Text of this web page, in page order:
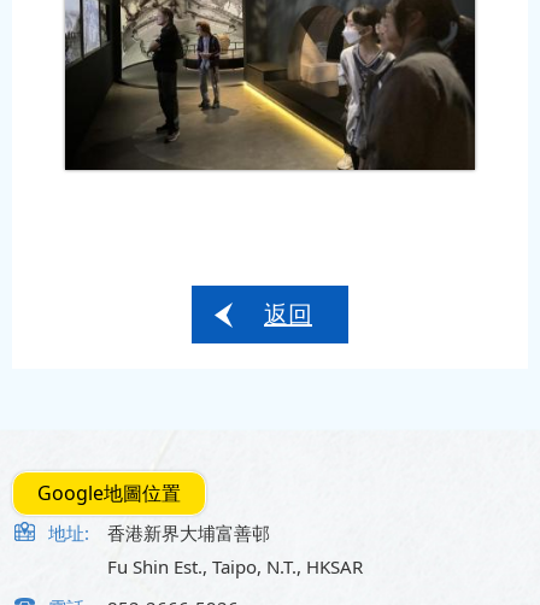
返回
Google地圖位置
地址:
香港新界大埔富善邨
Fu Shin Est., Taipo, N.T., HKSAR